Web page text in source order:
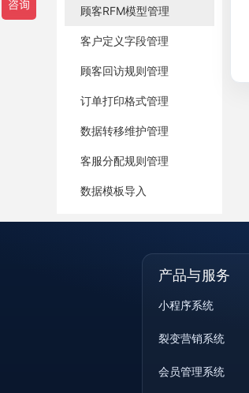
顾客RFM模型管理
客户定义字段管理
顾客回访规则管理
订单打印格式管理
数据转移维护管理
客服分配规则管理
数据模板导入
产品与服务
小程序系统
裂变营销系统
会员管理系统